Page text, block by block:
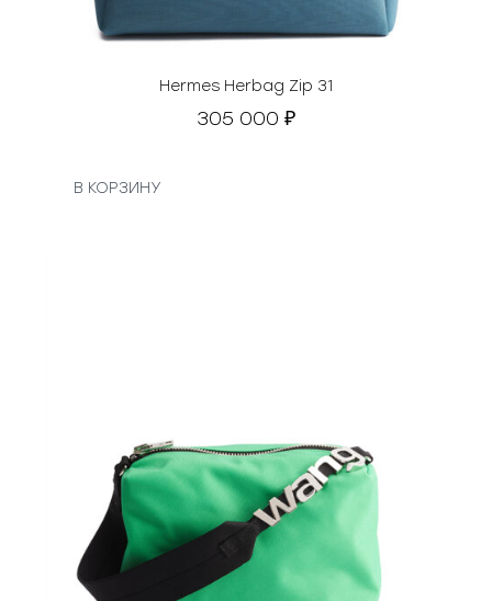
Hermes Herbag Zip 31
305 000 ₽
В КОРЗИНУ